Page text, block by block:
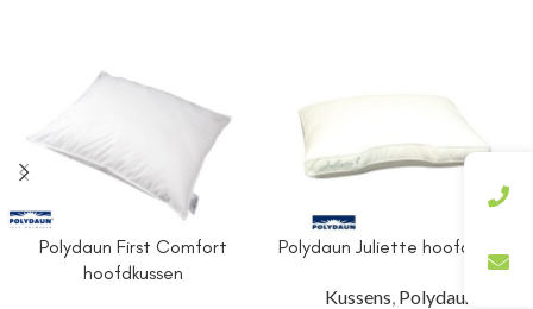
Polydaun First Comfort
hoofdkussen
Polydaun Juliette hoofdkussen
Kussens, Polydaun